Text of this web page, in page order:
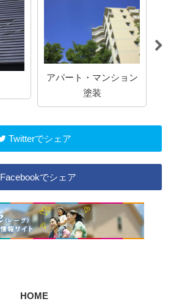
アパート・マンション
塗装
Twitterでシェア
Facebookでシェア
HOME